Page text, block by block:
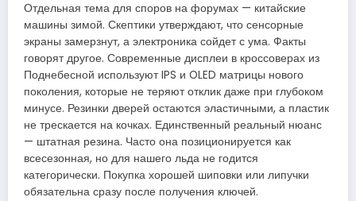
Отдельная тема для споров на форумах — китайские
машины зимой. Скептики утверждают, что сенсорные
экраны замерзнут, а электроника сойдет с ума. Факты
говорят другое. Современные дисплеи в кроссоверах из
Поднебесной используют IPS и OLED матрицы нового
поколения, которые не теряют отклик даже при глубоком
минусе. Резинки дверей остаются эластичными, а пластик
не трескается на кочках. Единственный реальный нюанс
— штатная резина. Часто она позиционируется как
всесезонная, но для нашего льда не годится
категорически. Покупка хорошей шиповки или липучки
обязательна сразу после получения ключей.